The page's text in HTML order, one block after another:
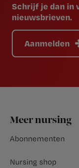
Schrijf je dan in
nieuwsbrieven.
Aanmelden
Footer
Meer nursing
Abonnementen
Nursing shop